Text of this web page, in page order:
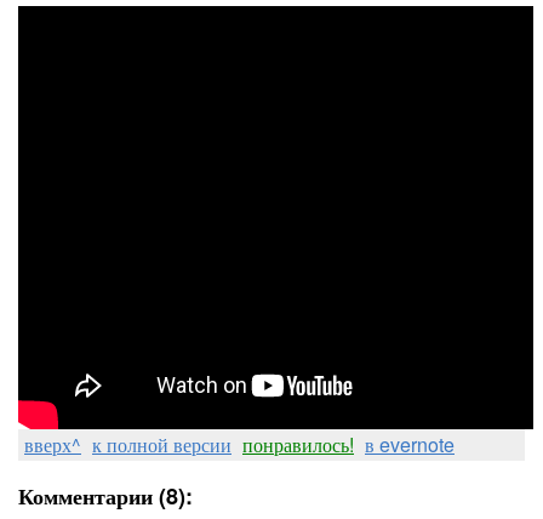
вверх^ к полной версии понравилось! в evernote
Комментарии (8):